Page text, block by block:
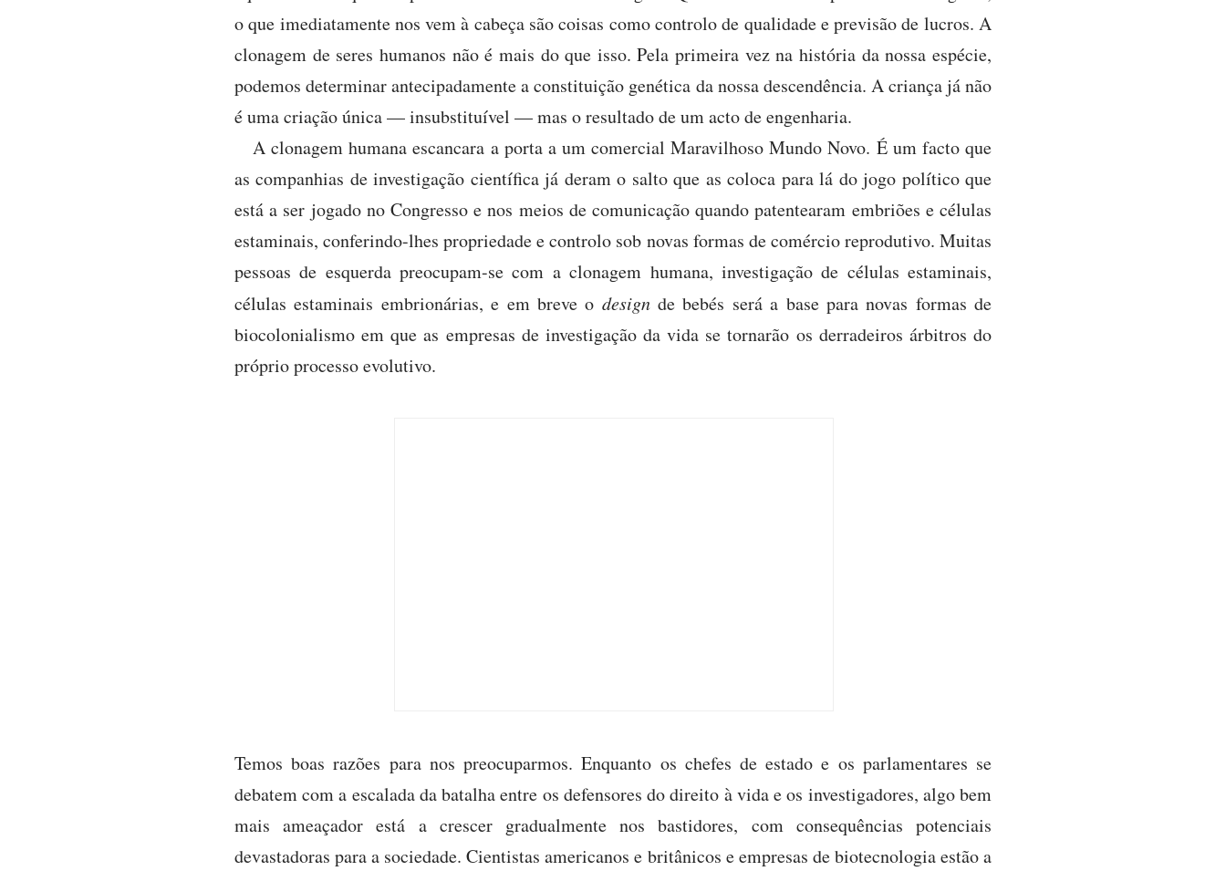
o que imediatamente nos vem à cabeça são coisas como controlo de qualidade e previsão de lucros. A
clonagem de seres humanos não é mais do que isso. Pela primeira vez na história da nossa espécie,
podemos determinar antecipadamente a constituição genética da nossa descendência. A criança já não
é uma criação única — insubstituível — mas o resultado de um acto de engenharia.
A clonagem humana escancara a porta a um comercial Maravilhoso Mundo Novo. É um facto que
as companhias de investigação científica já deram o salto que as coloca para lá do jogo político que
está a ser jogado no Congresso e nos meios de comunicação quando patentearam embriões e células
estaminais, conferindo-lhes propriedade e controlo sob novas formas de comércio reprodutivo. Muitas
pessoas de esquerda preocupam-se com a clonagem humana, investigação de células estaminais,
células estaminais embrionárias, e em breve o designde bebés será a base para novas formas de
biocolonialismo em que as empresas de investigação da vida se tornarão os derradeiros árbitros do
próprio processo evolutivo.
Temos boas razões para nos preocuparmos. Enquanto os chefes de estado e os parlamentares se
debatem com a escalada da batalha entre os defensores do direito à vida e os investigadores, algo bem
mais ameaçador está a crescer gradualmente nos bastidores, com consequências potenciais
devastadoras para a sociedade. Cientistas americanos e britânicos e empresas de biotecnologia estão a